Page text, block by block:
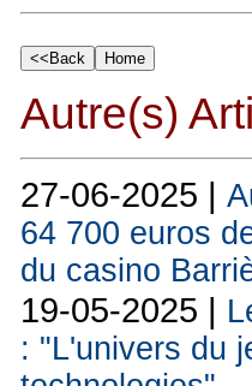
Autre(s)
27-06-2025 |
64 700 euros
du casino
19-05-2025 |
: "L'univers du